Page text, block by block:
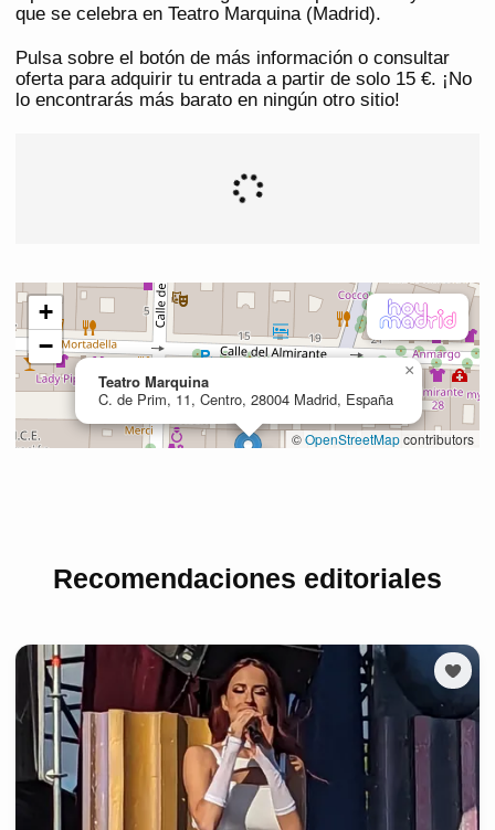
que se celebra en Teatro Marquina (Madrid).
Pulsa sobre el botón de más información o consultar
oferta para adquirir tu entrada a partir de solo 15 €. ¡No
lo encontrarás más barato en ningún otro sitio!
Recomendaciones editoriales